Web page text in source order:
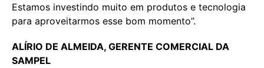
Estamos investindo muito em produtos e tecnologia
para aproveitarmos esse bom momento”.
ALÍRIO DE ALMEIDA, GERENTE COMERCIAL DA
SAMPEL